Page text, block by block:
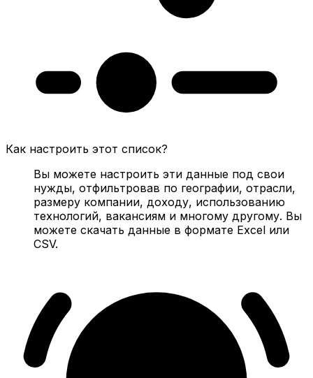
Как настроить этот список?
Вы можете настроить эти данные под свои
нужды, отфильтровав по географии, отрасли,
размеру компании, доходу, использованию
технологий, вакансиям и многому другому. Вы
можете скачать данные в формате Excel или
CSV.